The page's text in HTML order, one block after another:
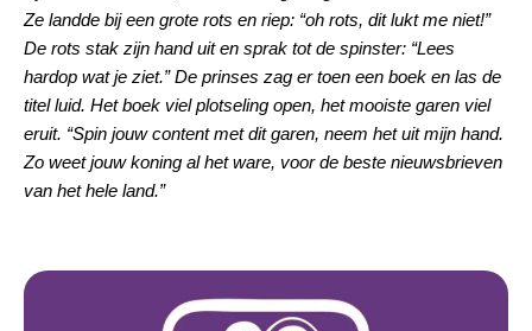
Ze landde bij een grote rots en riep: “oh rots, dit lukt me niet!”
De rots stak zijn hand uit en sprak tot de spinster: “Lees
hardop wat je ziet.” De prinses zag er toen een boek en las de
titel luid. Het boek viel plotseling open, het mooiste garen viel
eruit. “Spin jouw content met dit garen, neem het uit mijn hand.
Zo weet jouw koning al het ware, voor de beste nieuwsbrieven
van het hele land.”